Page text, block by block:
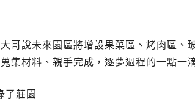
哥說未來園區將增設果菜區、烤肉區
集材料、親手完成，逐夢過程的一點一